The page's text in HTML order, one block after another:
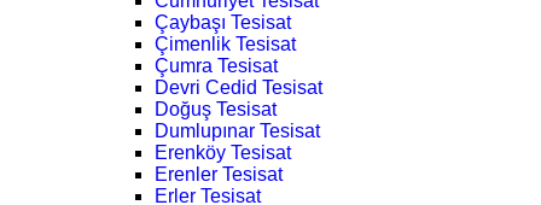
Çaybaşı Tesisat
Çimenlik Tesisat
Çumra Tesisat
Devri Cedid Tesisat
Doğuş Tesisat
Dumlupınar Tesisat
Erenköy Tesisat
Erenler Tesisat
Erler Tesisat